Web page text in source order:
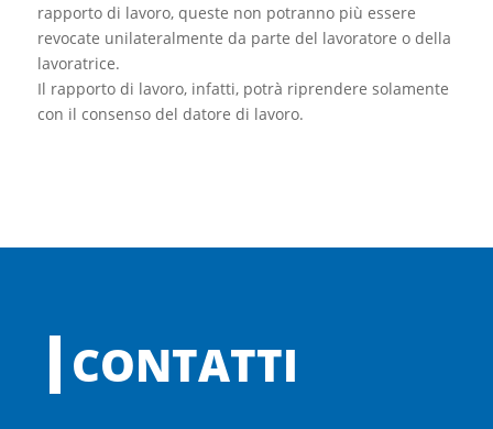
rapporto di lavoro, queste non potranno più essere
revocate unilateralmente da parte del lavoratore o della
lavoratrice.
Il rapporto di lavoro, infatti, potrà riprendere solamente
con il consenso del datore di lavoro.
CONTATTI